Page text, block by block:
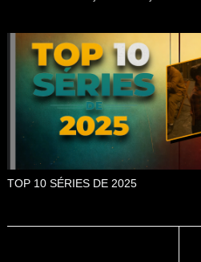
TOP 10 SÉRIES DE 2025